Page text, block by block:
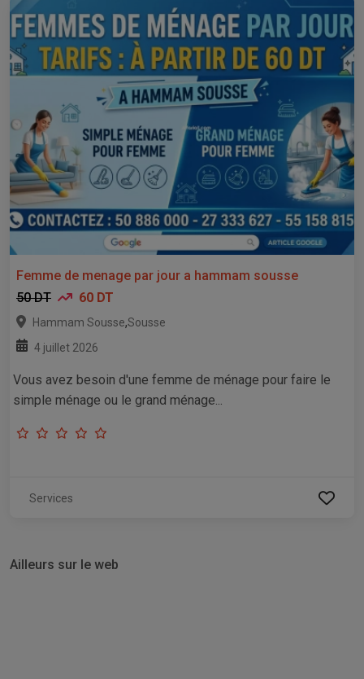
Femme de menage par jour a hammam sousse
50 DT
60 DT
Hammam Sousse,Sousse
4 juillet 2026
Vous avez besoin d'une femme de ménage pour faire le
simple ménage ou le grand ménage...
Services
Ailleurs sur le web